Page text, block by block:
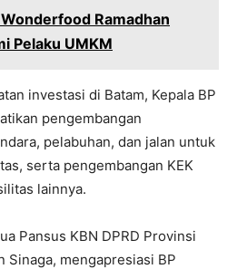
Ramadhan
Pelaku UMKM
investasi di Batam, Kepala BP
pengembangan
pelabuhan, dan jalan untuk
serta pengembangan KEK
lainnya.
Pansus KBN DPRD Provinsi
Sinaga, mengapresiasi BP